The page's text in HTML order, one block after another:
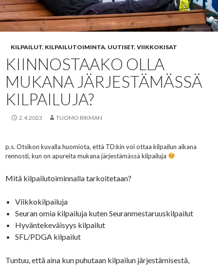
KILPAILUT, KILPAILUTOIMINTA, UUTISET, VIIKKOKISAT
KIINNOSTAAKO OLLA
MUKANA JÄRJESTÄMÄSSÄ
KILPAILUJA?
2.4.2023 TUOMO RIKMAN
p.s. Otsikon kuvalla huomiota, että TD:kin voi ottaa kilpailun aikana
rennosti, kun on apureita mukana järjestämässä kilpailuja
Mitä kilpailutoiminnalla tarkoitetaan?
Viikkokilpailuja
Seuran omia kilpailuja kuten Seuranmestaruuskilpailut
Hyväntekeväisyys kilpailut
SFL/PDGA kilpailut
Tuntuu, että aina kun puhutaan kilpailun järjestämisestä,